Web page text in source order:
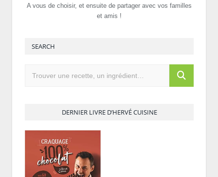
A vous de choisir, et ensuite de partager avec vos familles
et amis !
SEARCH
DERNIER LIVRE D’HERVÉ CUISINE